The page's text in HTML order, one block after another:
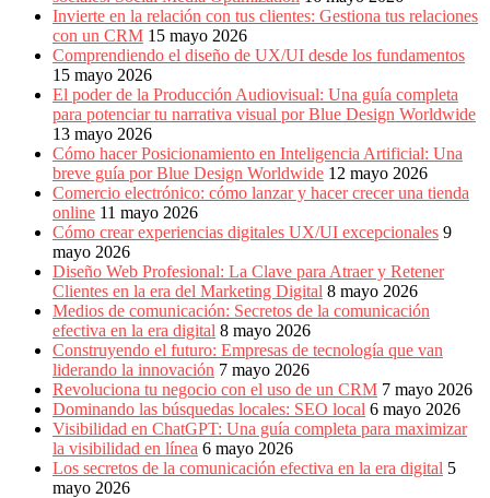
Invierte en la relación con tus clientes: Gestiona tus relaciones
con un CRM 15 mayo 2026
Comprendiendo el diseño de UX/UI desde los fundamentos
15 mayo 2026
El poder de la Producción Audiovisual: Una guía completa
para potenciar tu narrativa visual por Blue Design Worldwide
13 mayo 2026
Cómo hacer Posicionamiento en Inteligencia Artificial: Una
breve guía por Blue Design Worldwide 12 mayo 2026
Comercio electrónico: cómo lanzar y hacer crecer una tienda
online 11 mayo 2026
Cómo crear experiencias digitales UX/UI excepcionales 9
mayo 2026
Diseño Web Profesional: La Clave para Atraer y Retener
Clientes en la era del Marketing Digital 8 mayo 2026
Medios de comunicación: Secretos de la comunicación
efectiva en la era digital 8 mayo 2026
Construyendo el futuro: Empresas de tecnología que van
liderando la innovación 7 mayo 2026
Revoluciona tu negocio con el uso de un CRM 7 mayo 2026
Dominando las búsquedas locales: SEO local 6 mayo 2026
Visibilidad en ChatGPT: Una guía completa para maximizar
la visibilidad en línea 6 mayo 2026
Los secretos de la comunicación efectiva en la era digital 5
mayo 2026